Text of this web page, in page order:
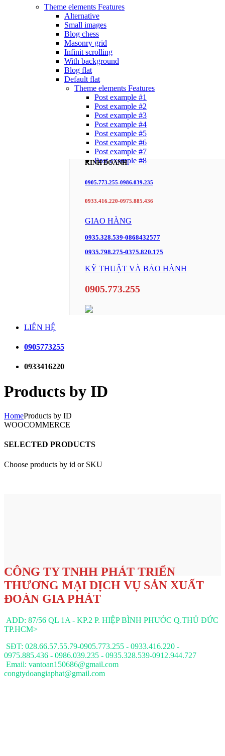
Theme elements Features
Alternative
Small images
Blog chess
Masonry grid
Infinit scrolling
With background
Blog flat
Default flat
Theme elements Features
Post example #1
Post example #2
Post example #3
Post example #4
Post example #5
Post example #6
Post example #7
Post example #8
KINH DOANH
0905.773.255-0986.039.235
0933.416.220-0975.885.436
GIAO HÀNG
0935.328.539-0868432577
0935.798.275-0375.820.175
KỸ THUẬT VÀ BẢO HÀNH
0905.773.255
LIÊN HỆ
0905773255
0933416220
Products by ID
HomeProducts by ID
WOOCOMMERCE
SELECTED PRODUCTS
Choose products by id or SKU
CÔNG TY TNHH PHÁT TRIỂN
THƯƠNG MẠI DỊCH VỤ SẢN XUẤT
ĐOÀN GIA PHÁT
ADD: 87/56 QL 1A - KP.2 P. HIỆP BÌNH PHƯỚC Q.THỦ ĐỨC
TP.HCM>
SĐT: 028.66.57.55.79-0905.773.255 - 0933.416.220 -
0975.885.436 - 0986.039.235 - 0935.328.539-0912.944.727
Email: vantoan150686@gmail.com
congtydoangiaphat@gmail.com